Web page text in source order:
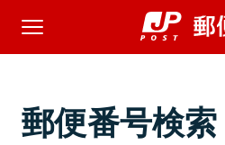
郵便番号検索